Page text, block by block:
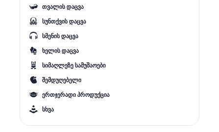
თვალის დაცვა
სუნთქვის დაცვა
სმენის დაცვა
ხელის დაცვა
სიმაღლეზე სამუშაოები
შემდუღებელი
ერთჯერადი პროდუქცია
სხვა